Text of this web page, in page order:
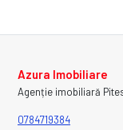
Azura Imobiliare
Agenție imobiliară
0784719384